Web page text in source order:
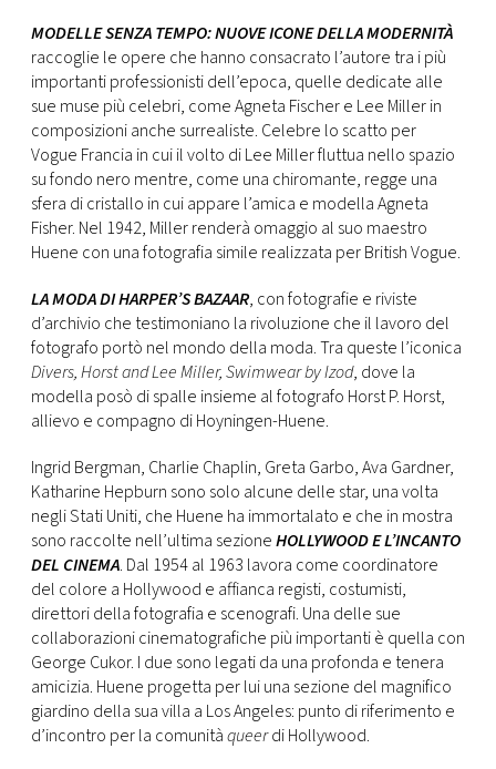
MODELLE SENZA TEMPO: NUOVE ICONE DELLA MODERNITÀ
raccoglie le opere che hanno consacrato l’autore tra i più
importanti professionisti dell’epoca, quelle dedicate alle
sue muse più celebri, come Agneta Fischer e Lee Miller in
composizioni anche surrealiste. Celebre lo scatto per
Vogue Francia in cui il volto di Lee Miller fluttua nello spazio
su fondo nero mentre, come una chiromante, regge una
sfera di cristallo in cui appare l’amica e modella Agneta
Fisher. Nel 1942, Miller renderà omaggio al suo maestro
Huene con una fotografia simile realizzata per British Vogue.
LA MODA DI HARPER’S BAZAAR, con fotografie e riviste
d’archivio che testimoniano la rivoluzione che il lavoro del
fotografo portò nel mondo della moda. Tra queste l’iconica
Divers, Horst and Lee Miller, Swimwear by Izod, dove la
modella posò di spalle insieme al fotografo Horst P. Horst,
allievo e compagno di Hoyningen-Huene.
Ingrid Bergman, Charlie Chaplin, Greta Garbo, Ava Gardner,
Katharine Hepburn sono solo alcune delle star, una volta
negli Stati Uniti, che Huene ha immortalato e che in mostra
sono raccolte nell’ultima sezioneHOLLYWOOD E L’INCANTO
DEL CINEMA. Dal 1954 al 1963 lavora come coordinatore
del colore a Hollywood e affianca registi, costumisti,
direttori della fotografia e scenografi. Una delle sue
collaborazioni cinematografiche più importanti è quella con
George Cukor. I due sono legati da una profonda e tenera
amicizia. Huene progetta per lui una sezione del magnifico
giardino della sua villa a Los Angeles: punto di riferimento e
d’incontro per la comunitàqueerdi Hollywood.